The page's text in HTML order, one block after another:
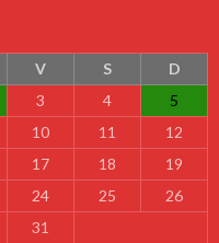
V S
D
3 4
5
10 11
12
17 18
19
24 25
26
31